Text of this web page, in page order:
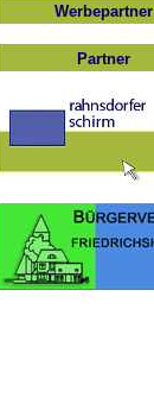
Werbepartner
Partner